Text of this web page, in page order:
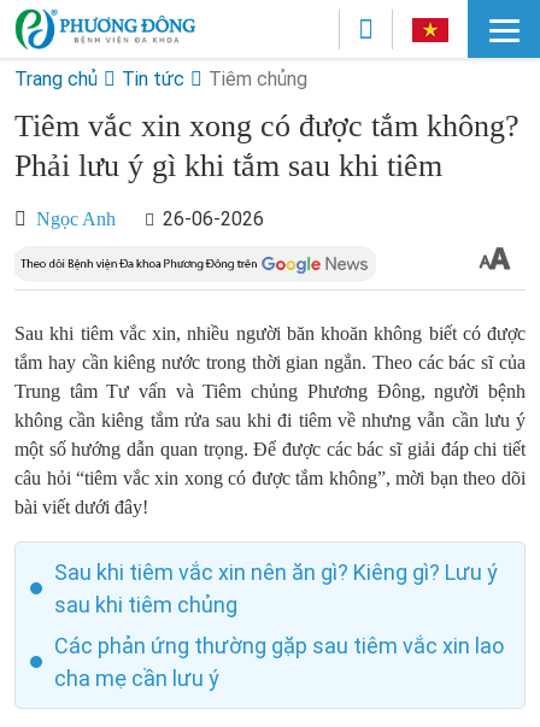
Trang chủ Tin tức Tiêm chủng
Tiêm vắc xin xong có được tắm không?
Phải lưu ý gì khi tắm sau khi tiêm
Ngọc Anh 26-06-2026
Sau khi tiêm vắc xin, nhiều người băn khoăn không biết có được
tắm hay cần kiêng nước trong thời gian ngắn. Theo các bác sĩ của
Trung tâm Tư vấn và Tiêm chủng Phương Đông, người bệnh
không cần kiêng tắm rửa sau khi đi tiêm về nhưng vẫn cần lưu ý
một số hướng dẫn quan trọng. Để được các bác sĩ giải đáp chi tiết
câu hỏi “tiêm vắc xin xong có được tắm không”, mời bạn theo dõi
bài viết dưới đây!
Sau khi tiêm vắc xin nên ăn gì? Kiêng gì? Lưu ý
sau khi tiêm chủng
Các phản ứng thường gặp sau tiêm vắc xin lao
cha mẹ cần lưu ý